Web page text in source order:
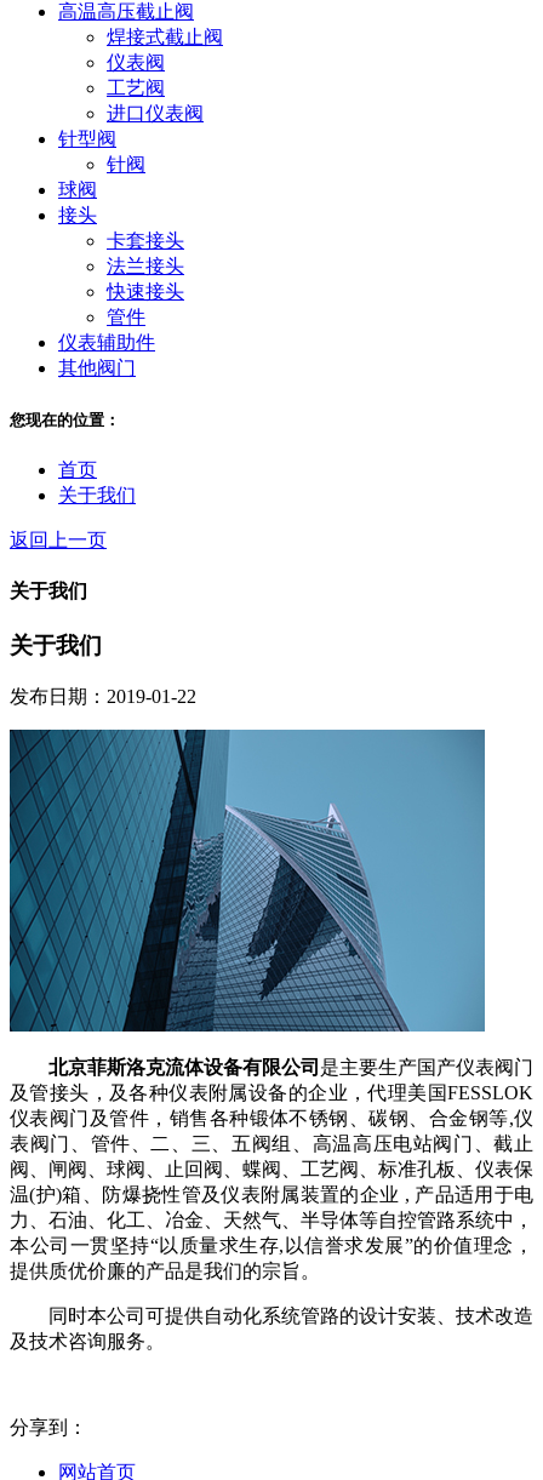
高温高压截止阀
焊接式截止阀
仪表阀
工艺阀
进口仪表阀
针型阀
针阀
球阀
接头
卡套接头
法兰接头
快速接头
管件
仪表辅助件
其他阀门
您现在的位置：
首页
关于我们
返回上一页
关于我们
关于我们
发布日期：2019-01-22
北京菲斯洛克流体设备有限公司 是主要生产国产仪表阀门
及管接头，及各种仪表附属设备的企业，代理美国FESSLOK
仪表阀门及管件，销售各种锻体不锈钢、碳钢、合金钢等,仪
表阀门、管件、二、三、五阀组、高温高压电站阀门、截止
阀、闸阀、球阀、止回阀、蝶阀、工艺阀、标准孔板、仪表保
温(护)箱、防爆挠性管及仪表附属装置的企业 , 产品适用于电
力、石油、化工、冶金、天然气、半导体等自控管路系统中，
本公司一贯坚持“以质量求生存,以信誉求发展”的价值理念，
提供质优价廉的产品是我们的宗旨。
同时本公司可提供自动化系统管路的设计安装、技术改造
及技术咨询服务。
分享到：
网站首页